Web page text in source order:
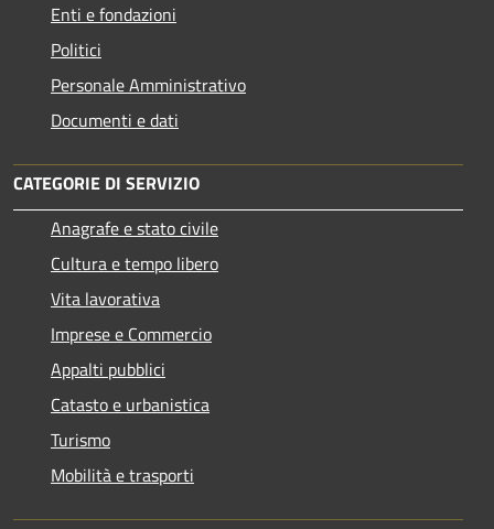
Enti e fondazioni
Politici
Personale Amministrativo
Documenti e dati
CATEGORIE DI SERVIZIO
Anagrafe e stato civile
Cultura e tempo libero
Vita lavorativa
Imprese e Commercio
Appalti pubblici
Catasto e urbanistica
Turismo
Mobilità e trasporti